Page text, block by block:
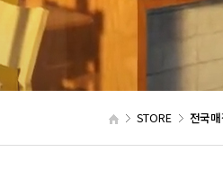
STORE 전국